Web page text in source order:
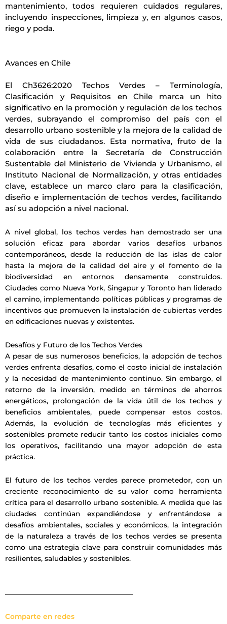
mantenimiento, todos requieren cuidados regulares,
incluyendo inspecciones, limpieza y, en algunos casos,
riego y poda.
Avances en Chile
El Ch3626:2020 Techos Verdes – Terminología,
Clasificación y Requisitos en Chile marca un hito
significativo en la promoción y regulación de los techos
verdes, subrayando el compromiso del país con el
desarrollo urbano sostenible y la mejora de la calidad de
vida de sus ciudadanos. Esta normativa, fruto de la
colaboración entre la Secretaría de Construcción
Sustentable del Ministerio de Vivienda y Urbanismo, el
Instituto Nacional de Normalización, y otras entidades
clave, establece un marco claro para la clasificación,
diseño e implementación de techos verdes, facilitando
así su adopción a nivel nacional.
A nivel global, los techos verdes han demostrado ser una
solución eficaz para abordar varios desafíos urbanos
contemporáneos, desde la reducción de las islas de calor
hasta la mejora de la calidad del aire y el fomento de la
biodiversidad en entornos densamente construidos.
Ciudades como Nueva York, Singapur y Toronto han liderado
el camino, implementando políticas públicas y programas de
incentivos que promueven la instalación de cubiertas verdes
en edificaciones nuevas y existentes.
Desafíos y Futuro de los Techos Verdes
A pesar de sus numerosos beneficios, la adopción de techos
verdes enfrenta desafíos, como el costo inicial de instalación
y la necesidad de mantenimiento continuo. Sin embargo, el
retorno de la inversión, medido en términos de ahorros
energéticos, prolongación de la vida útil de los techos y
beneficios ambientales, puede compensar estos costos.
Además, la evolución de tecnologías más eficientes y
sostenibles promete reducir tanto los costos iniciales como
los operativos, facilitando una mayor adopción de esta
práctica.
El futuro de los techos verdes parece prometedor, con un
creciente reconocimiento de su valor como herramienta
crítica para el desarrollo urbano sostenible. A medida que las
ciudades continúan expandiéndose y enfrentándose a
desafíos ambientales, sociales y económicos, la integración
de la naturaleza a través de los techos verdes se presenta
como una estrategia clave para construir comunidades más
resilientes, saludables y sostenibles.
Comparte en redes